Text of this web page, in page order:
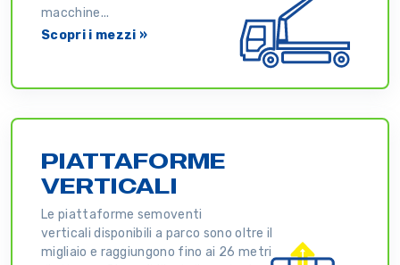
macchine...
Scopri i mezzi »
PIATTAFORME
VERTICALI
Le piattaforme semoventi
verticali disponibili a parco sono oltre il
migliaio e raggiungono fino ai 26 metri